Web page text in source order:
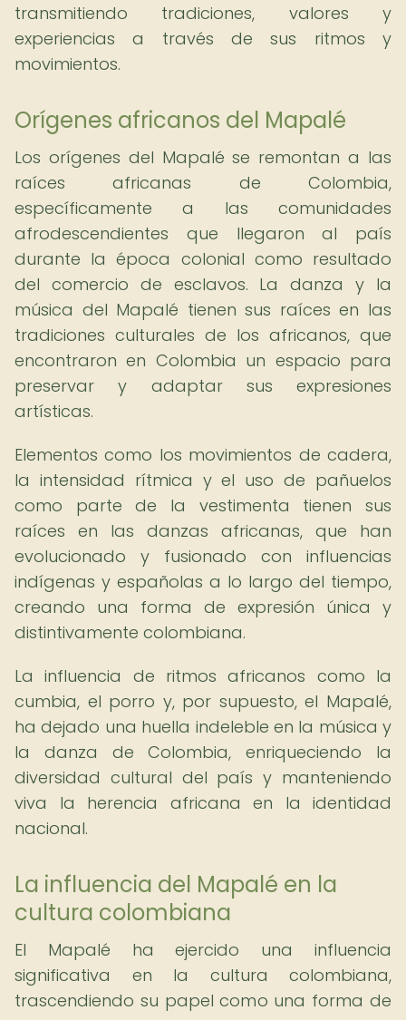
transmitiendo tradiciones, valores y
experiencias a través de sus ritmos y
movimientos.
Orígenes africanos del Mapalé
Los orígenes del Mapalé se remontan a las
raíces africanas de Colombia,
específicamente a las comunidades
afrodescendientes que llegaron al país
durante la época colonial como resultado
del comercio de esclavos. La danza y la
música del Mapalé tienen sus raíces en las
tradiciones culturales de los africanos, que
encontraron en Colombia un espacio para
preservar y adaptar sus expresiones
artísticas.
Elementos como los movimientos de cadera,
la intensidad rítmica y el uso de pañuelos
como parte de la vestimenta tienen sus
raíces en las danzas africanas, que han
evolucionado y fusionado con influencias
indígenas y españolas a lo largo del tiempo,
creando una forma de expresión única y
distintivamente colombiana.
La influencia de ritmos africanos como la
cumbia, el porro y, por supuesto, el Mapalé,
ha dejado una huella indeleble en la música y
la danza de Colombia, enriqueciendo la
diversidad cultural del país y manteniendo
viva la herencia africana en la identidad
nacional.
La influencia del Mapalé en la
cultura colombiana
El Mapalé ha ejercido una influencia
significativa en la cultura colombiana,
trascendiendo su papel como una forma de